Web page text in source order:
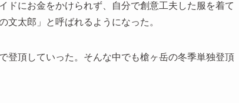
ドにお金をかけられず、自分で創意工夫した服を着て
文太郎」と呼ばれるようになった。
登頂していった。そんな中でも槍ヶ岳の冬季単独登頂